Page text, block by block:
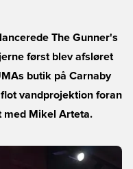
The Gunner's
først blev afsløret
butik på Carnaby
vandprojektion foran
med Mikel Arteta.